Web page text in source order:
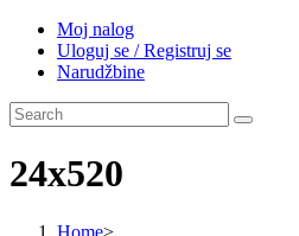
Moj nalog
Uloguj se / Registruj se
Narudžbine
24x520
Home>